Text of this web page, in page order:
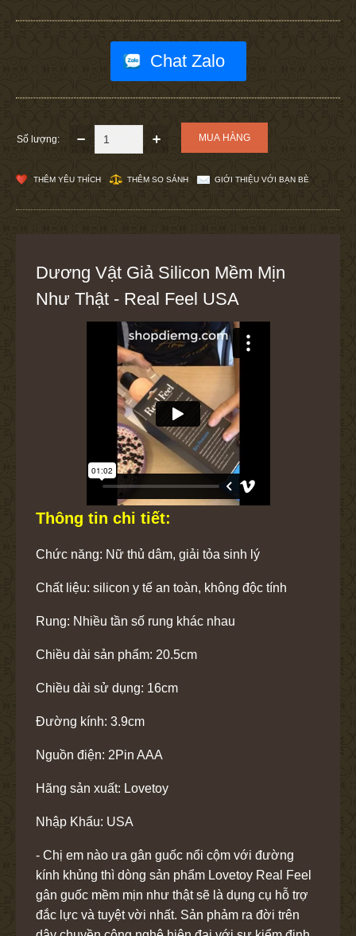
Chat Zalo
Số lượng:
THÊM YÊU THÍCH THÊM SO SÁNH GIỚI THIỆU VỚI BẠN BÈ
Dương Vật Giả Silicon Mềm Mịn
Như Thật - Real Feel USA
Thông tin chi tiết:
Chức năng: Nữ thủ dâm, giải tỏa sinh lý
Chất liệu: silicon y tế an toàn, không độc tính
Rung: Nhiều tần số rung khác nhau
Chiều dài sản phẩm: 20.5cm
Chiều dài sử dụng: 16cm
Đường kính: 3.9cm
Nguồn điện: 2Pin AAA
Hãng sản xuất: Lovetoy
Nhập Khẩu: USA
- Chị em nào ưa gân guốc nổi cộm với đường
kính khủng thì dòng sản phẩm Lovetoy Real Feel
gân guốc mềm mịn như thật sẽ là dụng cụ hỗ trợ
đắc lực và tuyệt vời nhất. Sản phảm ra đời trên